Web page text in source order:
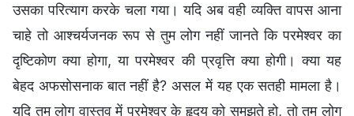
उसका परित्याग करके चला गया। यदि अब वही व्यक्ति वापस आना
चाहे तो आश्चर्यजनक रूप से तुम लोग नहीं जानते कि परमेश्वर का
दृष्टिकोण क्या होगा, या परमेश्वर की प्रवृत्ति क्या होगी। क्या यह
बेहद अफसोसनाक बात नहीं है? असल में यह एक सतही मामला है।
यदि तुम लोग वास्तव में परमेश्वर के हृदय को समझते हो, तो तुम लोग